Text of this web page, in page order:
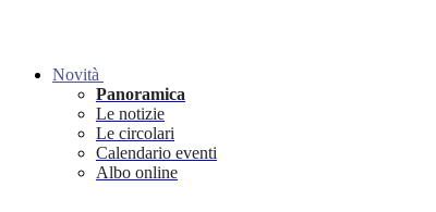
Novità
Panoramica
Le notizie
Le circolari
Calendario eventi
Albo online